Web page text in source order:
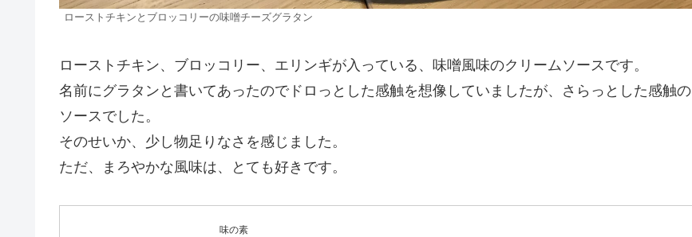
ローストチキンとブロッコリーの味噌チーズグラタン
ローストチキン、ブロッコリー、エリンギが入っている、味噌風味のクリームソースです。
名前にグラタンと書いてあったのでドロっとした感触を想像していましたが、さらっとした感触の
ソースでした。
そのせいか、少し物足りなさを感じました。
ただ、まろやかな風味は、とても好きです。
味の素